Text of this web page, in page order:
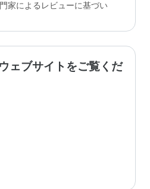
家によるレビューに基づい
ェブサイトをご覧くだ